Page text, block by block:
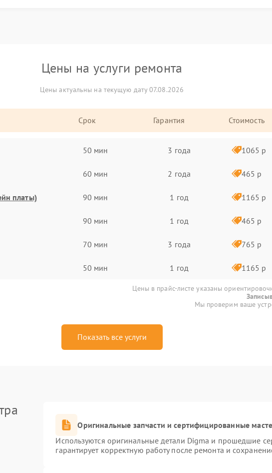
Цены на услуги ремонта
Цены актуальны на текущую дату 07.08.2026
Срок Гарантия Стоимость
50 мин 3 года 1065 р
60 мин 2 года 465 р
платы) 90 мин 1 год 1165 р
90 мин 1 год 465 р
70 мин 3 года 765 р
50 мин 1 год 1165 р
Цены в прайс-листе указаны
Мы проверим ваше
Показать все услуги
Оригинальные запчасти и сертифицированные
Используются оригинальные детали Digma и прошедшие
гарантирует корректную работу после ремонта и